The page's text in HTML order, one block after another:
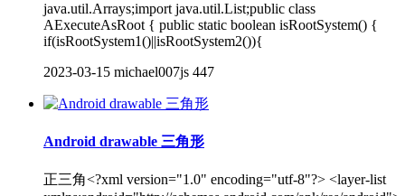
java.util.Arrays;import java.util.List;public class
AExecuteAsRoot { public static boolean isRootSystem() {
if(isRootSystem1()||isRootSystem2()){
2023-03-15 michael007js 447
Android drawable 三角形
正三角<?xml version="1.0" encoding="utf-8"?> <layer-list